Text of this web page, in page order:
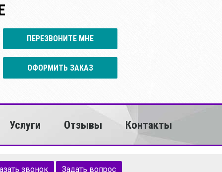
ПЕРЕЗВОНИТЕ МНЕ
ОФОРМИТЬ ЗАКАЗ
Услуги Отзывы Контакты
звонок Задать вопрос